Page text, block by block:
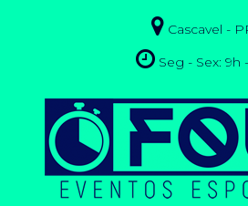
Cascavel -
Seg - Sex: 9h